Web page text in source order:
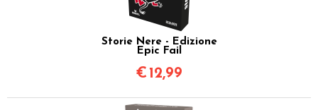
Storie Nere - Edizione
Epic Fail
€ 12,99